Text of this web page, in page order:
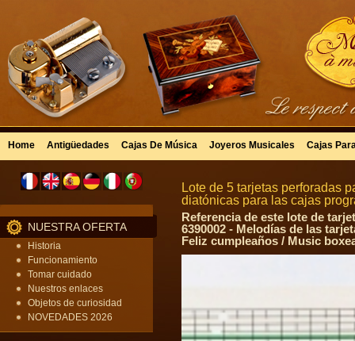
Home Antigüedades Cajas De Música Joyeros Musicales Cajas
NUESTRA OFERTA
Historia
Funcionamiento
Tomar cuidado
Nuestros enlaces
Objetos de curiosidad
NOVEDADES 2026
Lote de 5 tarjetas perforadas
diatónicas para las cajas
Referencia de este lote de
6390002 - Melodías de las
Feliz cumpleaños / Music